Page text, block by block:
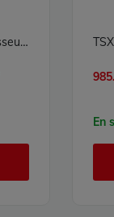
TSXP57103MR Processeur Modicon Premium Schneider Electric
En